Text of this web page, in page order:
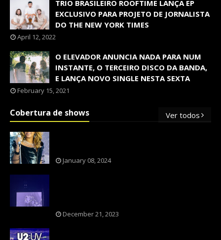
TRIO BRASILEIRO ROOFTIME LANÇA EP
EXCLUSIVO PARA PROJETO DE JORNALISTA
DO THE NEW YORK TIMES
April 12, 2022
O ELEVADOR ANUNCIA NADA PARA NUM
INSTANTE, O TERCEIRO DISCO DA BANDA,
E LANÇA NOVO SINGLE NESTA SEXTA
February 15, 2021
Cobertura de shows Ver todos
January 08, 2024
December 21, 2023